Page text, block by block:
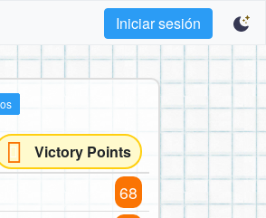
Iniciar sesión
Victory Points
68